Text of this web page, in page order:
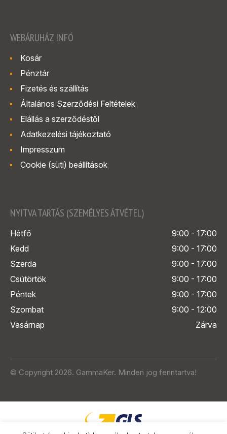
WEBÁRUHÁZ INFÓ
Kosár
Pénztár
Fizetés és szállítás
Általános Szerződési Feltételek
Elállás a szerződéstől
Adatkezelési tájékoztató
Impresszum
Cookie (süti) beállítások
NYITVA TARTÁS (SZEMÉLYES ÁTVÉTEL)
Hétfő
9:00 - 17:00
Kedd
9:00 - 17:00
Szerda
9:00 - 17:00
Csütörtök
9:00 - 17:00
Péntek
9:00 - 17:00
Szombat
9:00 - 12:00
Vasárnap
Zárva
© Copyright 2026. GammaKer. Minden jog fenntartva!